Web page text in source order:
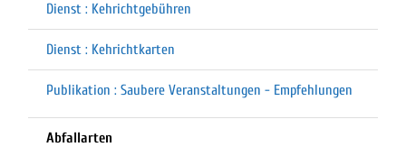
Dienst : Kehrichtgebühren
Dienst : Kehrichtkarten
Publikation : Saubere Veranstaltungen - Empfehlungen
Abfallarten